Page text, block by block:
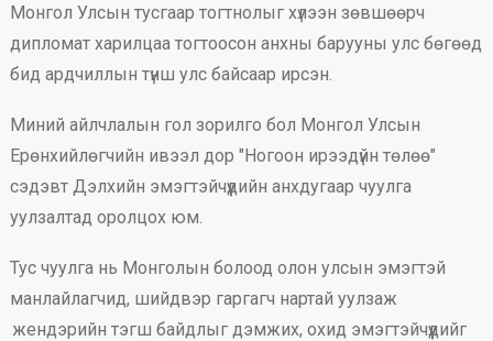
Монгол Улсын тусгаар тогтнолыг хүлээн зөвшөөрч
дипломат харилцаа тогтоосон анхны барууны улс бөгөөд
бид ардчиллын түнш улс байсаар ирсэн.
Миний айлчлалын гол зорилго бол Монгол Улсын
Ерөнхийлөгчийн ивээл дор "Ногоон ирээдүйн төлөө"
сэдэвт Дэлхийн эмэгтэйчүүдийн анхдугаар чуулга
уулзалтад оролцох юм.
Тус чуулга нь Монголын болоод олон улсын эмэгтэй
манлайлагчид, шийдвэр гаргагч нартай уулзаж
жендэрийн тэгш байдлыг дэмжих, охид эмэгтэйчүүдийг